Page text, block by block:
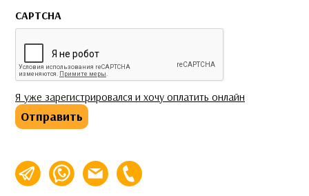
CAPTCHA
Я уже зарегистрировался и хочу оплатить онлайн
Отправить
info@espalabra.ru
+7 (495) 920-32-76